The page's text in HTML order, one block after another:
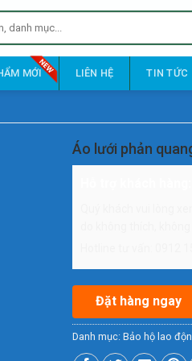
MỚI LIÊN HỆ TIN TỨC
Áo lưới phản
Đặt hàng ngay
Danh mục: Bảo hộ lao